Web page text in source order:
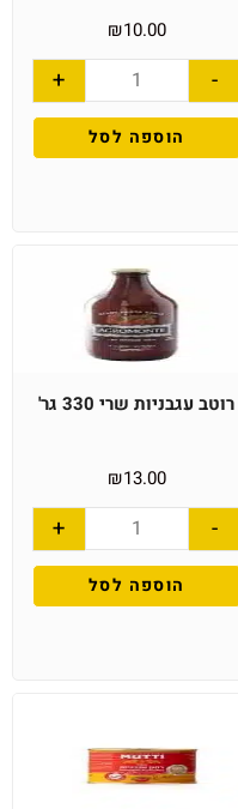
₪10.00
-
+
הוספה לסל
רוטב עגבניות שרי 330 גר'
₪13.00
-
+
הוספה לסל